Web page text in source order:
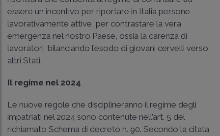
essere un incentivo per riportare in Italia persone
lavorativamente attive, per contrastare la vera
emergenza nel nostro Paese, ossia la carenza di
lavoratori, bilanciando l’esodo di giovani cervelli verso
altri Stati.
Il regime nel 2024
Le nuove regole che disciplineranno il regime degli
impatriati nel 2024 sono contenute nell’art. 5 del
richiamato Schema di decreto n. 90. Secondo la citata